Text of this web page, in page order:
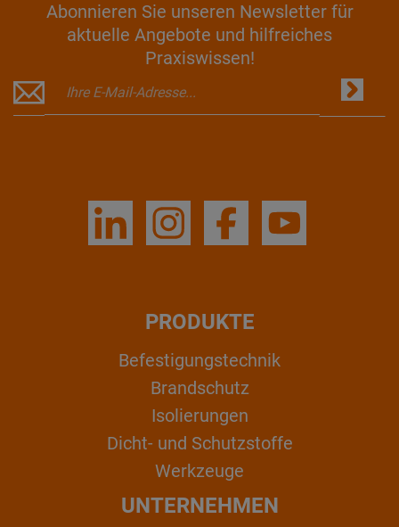
Abonnieren Sie unseren Newsletter für
aktuelle Angebote und hilfreiches
Praxiswissen!
PRODUKTE
Befestigungstechnik
Brandschutz
Isolierungen
Dicht- und Schutzstoffe
Werkzeuge
UNTERNEHMEN